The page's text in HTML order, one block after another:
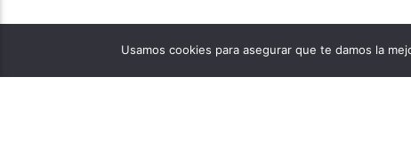
Usamos cookies para asegurar que te damos la